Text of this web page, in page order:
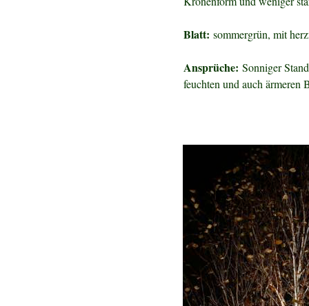
Blatt: sommergrün, mit
Ansprüche: Sonniger
feuchten und auch ärmeren